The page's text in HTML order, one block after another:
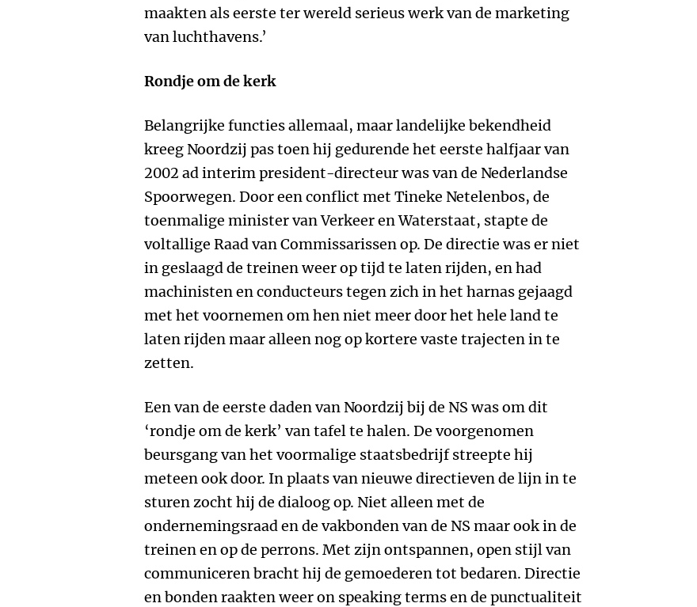
maakten als eerste ter wereld serieus werk van de marketing
van luchthavens.’
Rondje om de kerk
Belangrijke functies allemaal, maar landelijke bekendheid
kreeg Noordzij pas toen hij gedurende het eerste halfjaar van
2002 ad interim president-directeur was van de Nederlandse
Spoorwegen. Door een conflict met Tineke Netelenbos, de
toenmalige minister van Verkeer en Waterstaat, stapte de
voltallige Raad van Commissarissen op. De directie was er niet
in geslaagd de treinen weer op tijd te laten rijden, en had
machinisten en conducteurs tegen zich in het harnas gejaagd
met het voornemen om hen niet meer door het hele land te
laten rijden maar alleen nog op kortere vaste trajecten in te
zetten.
Een van de eerste daden van Noordzij bij de NS was om dit
‘rondje om de kerk’ van tafel te halen. De voorgenomen
beursgang van het voormalige staatsbedrijf streepte hij
meteen ook door. In plaats van nieuwe directieven de lijn in te
sturen zocht hij de dialoog op. Niet alleen met de
ondernemingsraad en de vakbonden van de NS maar ook in de
treinen en op de perrons. Met zijn ontspannen, open stijl van
communiceren bracht hij de gemoederen tot bedaren. Directie
en bonden raakten weer on speaking terms en de punctualiteit